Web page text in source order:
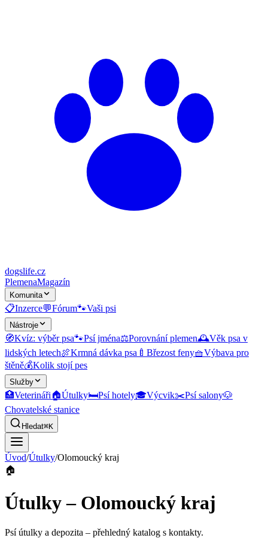
dogslife.cz
PlemenaMagazín
Komunita
📋Inzerce💬Fórum🐾Vaši psi
Nástroje
🧭Kvíz: výběr psa🐾Psí jména⚖️Porovnání plemen🕰️Věk psa v
lidských letech🍖Krmná dávka psa 🍼 Březost feny🧺Výbava pro
štěně💰Kolik stojí pes
Služby
🏥Veterináři🏠Útulky🛏️Psí hotely🎓Výcvik✂️Psí salony🐶
Chovatelské stanice
Hledat⌘K
Úvod/Útulky/Olomoucký kraj
🏠
Útulky – Olomoucký kraj
Psí útulky a depozita – přehledný katalog s kontakty.